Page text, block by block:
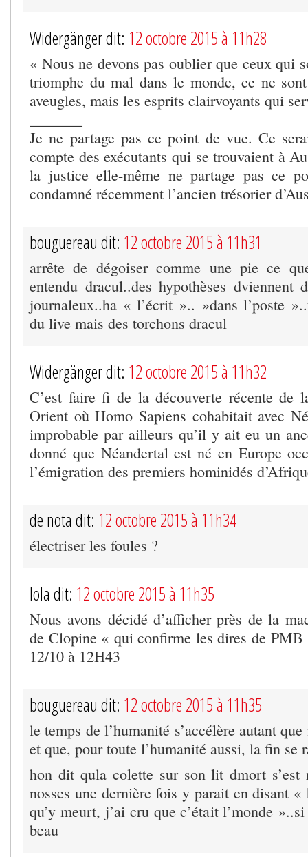
Widergänger dit: 12 octobre 2015 à 11h28
« Nous ne devons pas oublier que ceux qui
triomphe du mal dans le monde, ce ne
aveugles, mais les esprits clairvoyants qui
Je ne partage pas ce point de vue. Ce
compte des exécutants qui se trouvaient à
la justice elle-même ne partage pas ce
condamné récemment l’ancien trésorier
bouguereau dit: 12 octobre 2015 à 11h31
arrête de dégoiser comme une pie ce
entendu dracul..des hypothèses dviennent
journaleux..ha « l’écrit ».. »dans l’poste
du live mais des torchons dracul
Widergänger dit: 12 octobre 2015 à 11h32
C’est faire fi de la découverte récente de
Orient où Homo Sapiens cohabitait avec
improbable par ailleurs qu’il y ait eu un
donné que Néandertal est né en Europe
l’émigration des premiers hominidés
de nota dit: 12 octobre 2015 à 11h34
électriser les foules ?
lola dit: 12 octobre 2015 à 11h35
Nous avons décidé d’afficher près de la
de Clopine « qui confirme les dires de
12/10 à 12H43
bouguereau dit: 12 octobre 2015 à 11h35
le temps de l’humanité s’accélère autant
et que, pour toute l’humanité aussi, la fin
hon dit qula colette sur son lit dmort s’est
nosses une dernière fois y parait en disant «
qu’y meurt, j’ai cru que c’était l’monde
beau